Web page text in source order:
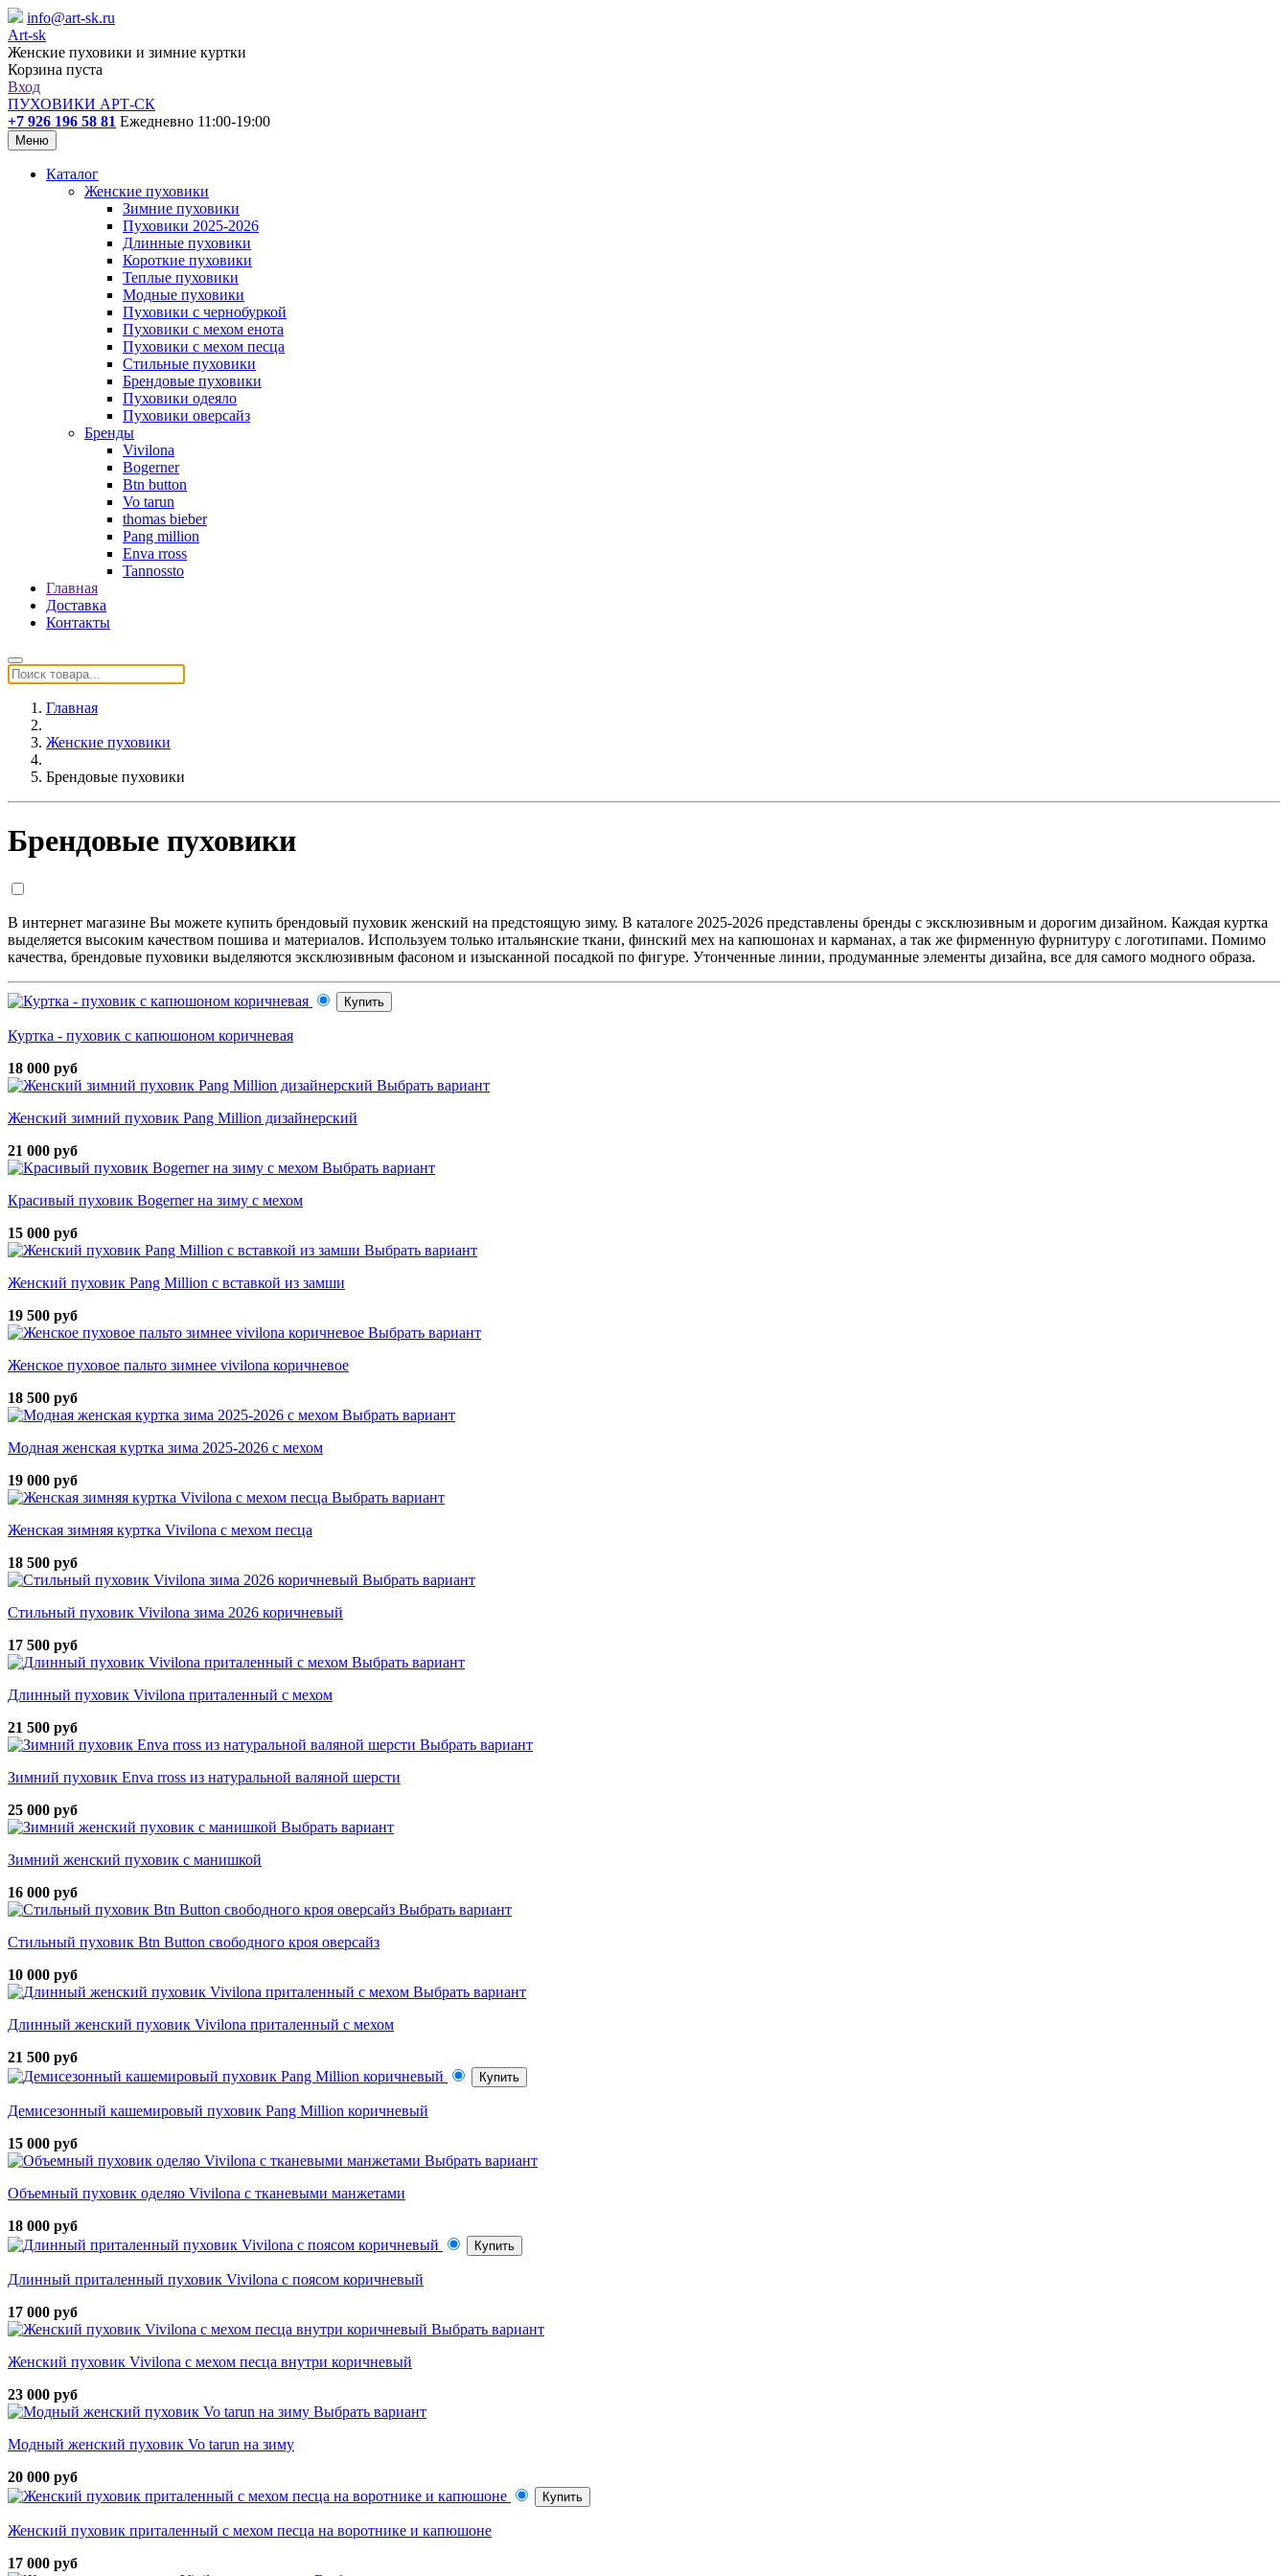
info@art-sk.ru
Art-sk
Женские пуховики и зимние куртки
Корзина пуста
Вход
ПУХОВИКИ АРТ-СК
+7 926 196 58 81 Ежедневно 11:00-19:00
Меню
Каталог
Женские пуховики
Зимние пуховики
Пуховики 2025-2026
Длинные пуховики
Короткие пуховики
Теплые пуховики
Модные пуховики
Пуховики с чернобуркой
Пуховики с мехом енота
Пуховики с мехом песца
Стильные пуховики
Брендовые пуховики
Пуховики одеяло
Пуховики оверсайз
Бренды
Vivilona
Bogerner
Btn button
Vo tarun
thomas bieber
Pang million
Enva rross
Tannossto
Главная
Доставка
Контакты
Главная
Женские пуховики
Брендовые пуховики
Брендовые пуховики
В интернет магазине Вы можете купить брендовый пуховик женский на предстоящую зиму. В каталоге 2025-2026 представлены бренды с эксклюзивным и дорогим дизайном. Каждая куртка
выделяется высоким качеством пошива и материалов. Используем только итальянские ткани, финский мех на капюшонах и карманах, а так же фирменную фурнитуру с логотипами. Помимо
качества, брендовые пуховики выделяются эксклюзивным фасоном и изысканной посадкой по фигуре. Утонченные линии, продуманные элементы дизайна, все для самого модного образа.
Купить
Куртка - пуховик с капюшоном коричневая
18 000 руб
Выбрать вариант
Женский зимний пуховик Pang Million дизайнерский
21 000 руб
Выбрать вариант
Красивый пуховик Bogerner на зиму с мехом
15 000 руб
Выбрать вариант
Женский пуховик Pang Million с вставкой из замши
19 500 руб
Выбрать вариант
Женское пуховое пальто зимнее vivilona коричневое
18 500 руб
Выбрать вариант
Модная женская куртка зима 2025-2026 с мехом
19 000 руб
Выбрать вариант
Женская зимняя куртка Vivilona с мехом песца
18 500 руб
Выбрать вариант
Стильный пуховик Vivilona зима 2026 коричневый
17 500 руб
Выбрать вариант
Длинный пуховик Vivilona приталенный с мехом
21 500 руб
Выбрать вариант
Зимний пуховик Enva rross из натуральной валяной шерсти
25 000 руб
Выбрать вариант
Зимний женский пуховик с манишкой
16 000 руб
Выбрать вариант
Стильный пуховик Btn Button свободного кроя оверсайз
10 000 руб
Выбрать вариант
Длинный женский пуховик Vivilona приталенный с мехом
21 500 руб
Купить
Демисезонный кашемировый пуховик Pang Million коричневый
15 000 руб
Выбрать вариант
Объемный пуховик оделяо Vivilona с тканевыми манжетами
18 000 руб
Купить
Длинный приталенный пуховик Vivilona с поясом коричневый
17 000 руб
Выбрать вариант
Женский пуховик Vivilona с мехом песца внутри коричневый
23 000 руб
Выбрать вариант
Модный женский пуховик Vo tarun на зиму
20 000 руб
Купить
Женский пуховик приталенный с мехом песца на воротнике и капюшоне
17 000 руб